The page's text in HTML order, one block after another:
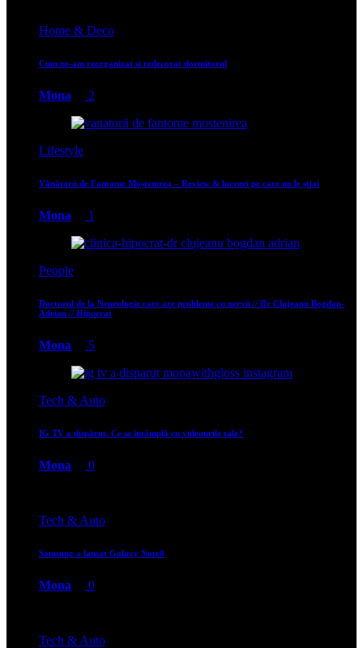
Home & Deco
Cum ne-am reorganizat si redecorat dormitorul
Mona 2
Lifestyle
Vânătorii de Fantome Moștenirea – Review & lucruri pe care nu le știai
Mona 1
People
Doctorul de la Neurologie care are probleme cu nervii // Dr Clujeanu Bogdan-
Adrian // Hipocrat
Mona 5
Tech & Auto
IG TV a dispărut. Ce se întâmplă cu videourile tale?
Mona 0
Tech & Auto
Samsung a lansat Galaxy Note8
Mona 0
Tech & Auto